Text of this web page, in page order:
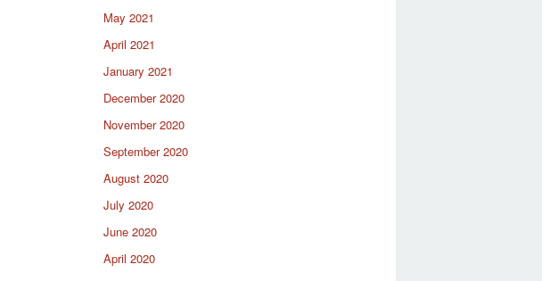
May 2021
April 2021
January 2021
December 2020
November 2020
September 2020
August 2020
July 2020
June 2020
April 2020